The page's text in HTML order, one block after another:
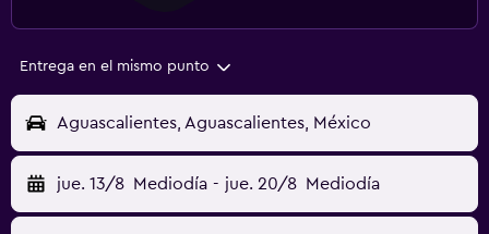
Entrega en el mismo punto
Aguascalientes, Aguascalientes, México
jue. 13/8 Mediodía - jue. 20/8 Mediodía